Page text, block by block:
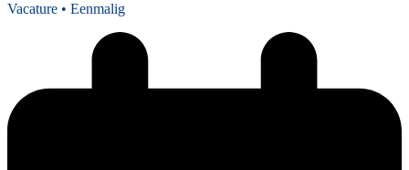
Vacature • Eenmalig